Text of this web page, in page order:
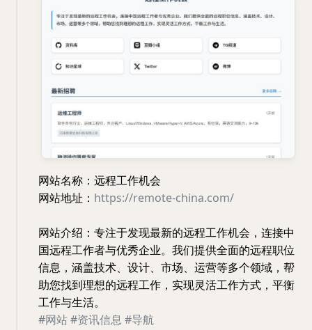
网站名称：远程工作机会
网站地址： https://remote-china.com/
网站介绍：专注于发现最新的远程工作机会，连接中
国远程工作者与优秀企业。我们提供全面的远程职位
信息，涵盖技术、设计、市场、运营等多个领域，帮
助您找到理想的远程工作，实现灵活工作方式，平衡
工作与生活。
#网站#资讯信息#导航